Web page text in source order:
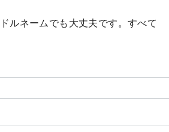
ルネームでも大丈夫です。すべて